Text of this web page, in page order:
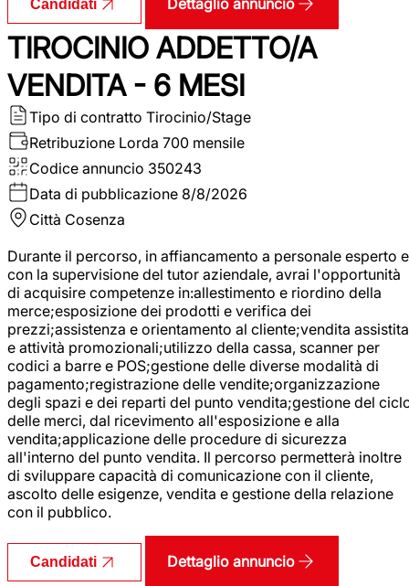
Candidati
TIROCINIO ADDETTO/A
VENDITA - 6 MESI
Tipo di contratto Tirocinio/Stage
Retribuzione Lorda 700 mensile
Codice annuncio 350243
Data di pubblicazione 8/8/2026
Città Cosenza
Durante il percorso, in affiancamento a personale esperto e
con la supervisione del tutor aziendale, avrai l'opportunità
di acquisire competenze in:allestimento e riordino della
merce;esposizione dei prodotti e verifica dei
prezzi;assistenza e orientamento al cliente;vendita assistita
e attività promozionali;utilizzo della cassa, scanner per
codici a barre e POS;gestione delle diverse modalità di
pagamento;registrazione delle vendite;organizzazione
degli spazi e dei reparti del punto vendita;gestione del
delle merci, dal ricevimento all'esposizione e alla
vendita;applicazione delle procedure di sicurezza
all'interno del punto vendita. Il percorso permetterà inoltre
di sviluppare capacità di comunicazione con il cliente,
ascolto delle esigenze, vendita e gestione della relazione
con il pubblico.
Candidati Dettaglio annuncio